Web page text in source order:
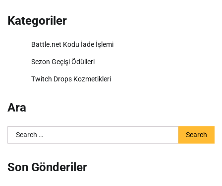
Kategoriler
Battle.net Kodu İade İşlemi
Sezon Geçişi Ödülleri
Twitch Drops Kozmetikleri
Ara
Search
for:
Son Gönderiler